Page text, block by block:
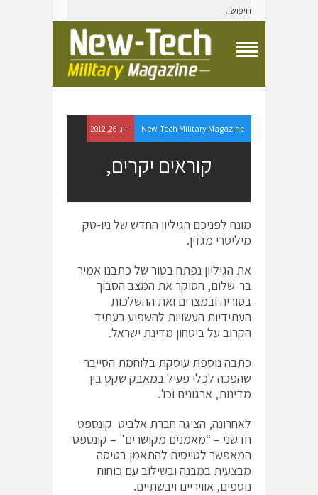
g
l
e
N
a
i
o
M
e
n
u
New-Tech Military Magazine - יוני 26, 2012
קוראים יקרים,
מונח לפניכם הגיליון החדש של ניו-טק
מיליטרי מגזין.
את הגיליון נפתח בטור של כתבנו אמיר
בר-שלום, הסוקר את המצב הסבוך
בסוריה ובמצרים ואת ההשלכות
העתידיות העשויות להשפיע בעתיד
הקרוב על ביטחון מדינת ישראל.
כתבה נוספת עוסקת בלוחמת הסייבר
שהפכה לכלי פעיל במאבק שקט בין
מדינות, ארגונים וכו'.
לאחרונה, הציגה חברת אלביט קונספט
חדשני – “מאמנים מקושרים" – קונספט
המאפשר לטייסים להתאמן בטיסה
מבצעית במבנה ובשילוב עם כוחות
נוספים, אוויריים ויבשתיים.